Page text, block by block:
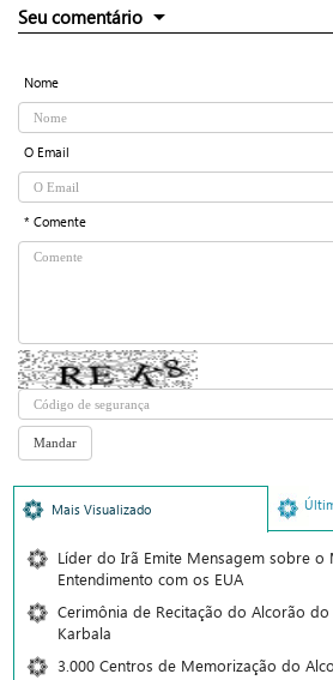
Seu comentário
Nome
O Email
* Comente
Mais Visualizado
Líder do Irã Emite Mensagem sobre o
Entendimento com os EUA
Cerimônia de Recitação do Alcorão do
Karbala
3.000 Centros de Memorização do